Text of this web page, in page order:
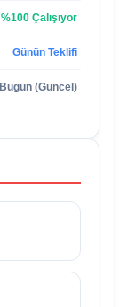
%100 Çalışıyor
Günün Teklifi
Bugün (Güncel)